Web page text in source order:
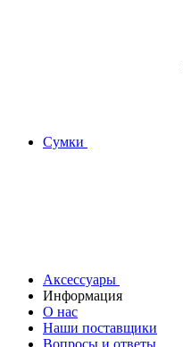
Сумки
Аксессуары
Информация
О нас
Наши поставщики
Вопросы и ответы